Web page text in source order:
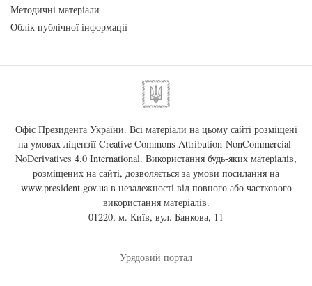
Методичні матеріали
Облік публічної інформації
Офіс Президента України. Всі матеріали на цьому сайті розміщені
на умовах ліцензії Creative Commons Attribution-NonCommercial-
NoDerivatives 4.0 International. Використання будь-яких матеріалів,
розміщених на сайті, дозволяється за умови посилання на
www.president.gov.uaв незалежності від повного або часткового
використання матеріалів.
01220, м. Київ, вул. Банкова, 11
Урядовий портал